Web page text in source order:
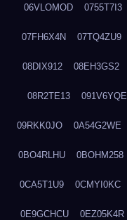
06VLOMOD 0755T7I3
07FH6X4N 07TQ4ZU9
08DIX912 08EH3GS2
08R2TE13 091V6YQE
09RKK0JO 0A54G2WE
0BO4RLHU 0BOHM258
0CA5T1U9 0CMYI0KC
0E9GCHCU 0EZ05K4R